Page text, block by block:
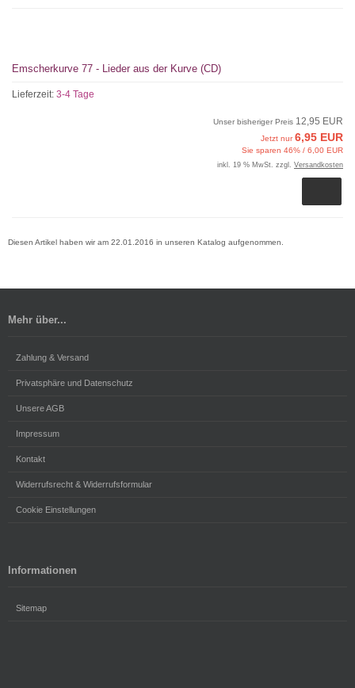
Emscherkurve 77 - Lieder aus der Kurve (CD)
Lieferzeit: 3-4 Tage
Unser bisheriger Preis 12,95 EUR
Jetzt nur6,95 EUR
Sie sparen 46% / 6,00 EUR
inkl. 19 % MwSt. zzgl. Versandkosten
Diesen Artikel haben wir am 22.01.2016 in unseren Katalog aufgenommen.
Mehr über...
Zahlung & Versand
Privatsphäre und Datenschutz
Unsere AGB
Impressum
Kontakt
Widerrufsrecht & Widerrufsformular
Cookie Einstellungen
Informationen
Sitemap